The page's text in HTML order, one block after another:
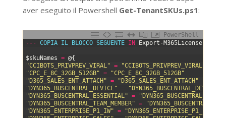
aver eseguito il Powershell Get-TenantSKUs.ps1:
PowerShell
-- - COPIA IL BLOCCO SEGUENTE IN Export-M365Licenses
$skuNames = @{
"CCIBOTS_PRIVPREV_VIRAL" =
"CCIBOTS_PRIVPREV_VIRAL"
"CPC_E_8C_32GB_512GB​" =
"CPC_E_8C_32GB_512GB​"
"D365_SALES_ENT_ATTACH" =
"D365_SALES_ENT_ATTACH"
"DYN365_BUSCENTRAL_DEVICE" =
"DYN365_BUSCENTRAL_DEVICE"
"DYN365_BUSCENTRAL_ESSENTIAL" =
"DYN365_BUSCENTRAL_TEAM_MEMBER" =
"DYN365_ENTERPRISE_P1_IW" =
"DYN365_ENTERPRISE_P1_IW"